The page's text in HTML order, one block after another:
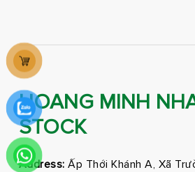
HOANG MINH
STOCK
Address:Ấp Thới Khánh A, Xã